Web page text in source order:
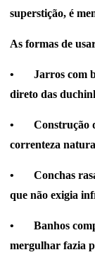
superstição, é
As formas de
•
Jarros com
direto das
•
Construção
correnteza
•
Conchas
que não exigia
•
Banhos
mergulhar fazia